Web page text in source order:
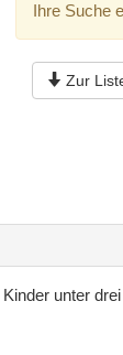
Ihre Suche
Zur
unter